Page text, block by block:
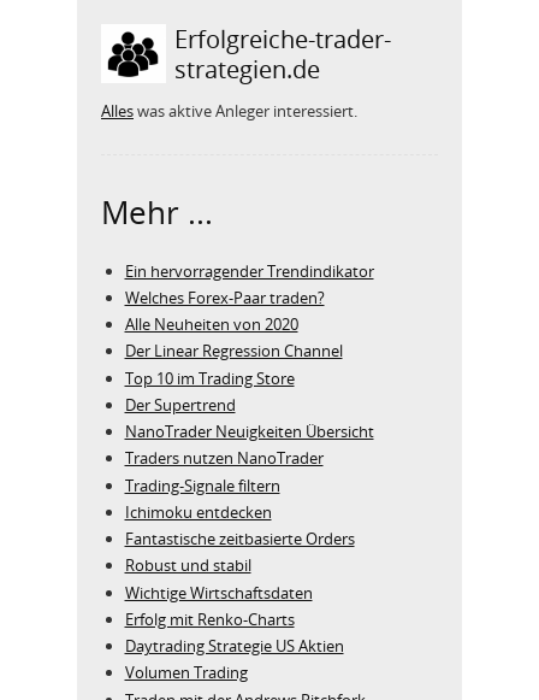
Erfolgreiche-trader-
strategien.de
Alleswas aktive Anleger interessiert.
Mehr ...
Ein hervorragender Trendindikator
Welches Forex-Paar traden?
Alle Neuheiten von 2020
Der Linear Regression Channel
Top 10 im Trading Store
Der Supertrend
NanoTrader Neuigkeiten Übersicht
Traders nutzen NanoTrader
Trading-Signale filtern
Ichimoku entdecken
Fantastische zeitbasierte Orders
Robust und stabil
Wichtige Wirtschaftsdaten
Erfolg mit Renko-Charts
Daytrading Strategie US Aktien
Volumen Trading